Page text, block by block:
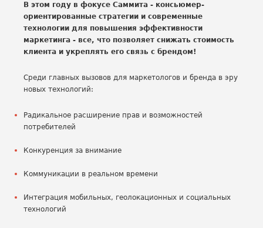
В этом году в фокусе Саммита - консьюмер-
ориентированные стратегии и современные
технологии для повышения эффективности
маркетинга - все, что позволяет снижать стоимость
клиента и укреплять его связь с брендом!
Среди главных вызовов для маркетологов и бренда в эру
новых технологий:
Радикальное расширение прав и возможностей
потребителей
Конкуренция за внимание
Коммуникации в реальном времени
Интеграция мобильных, геолокационных и социальных
технологий